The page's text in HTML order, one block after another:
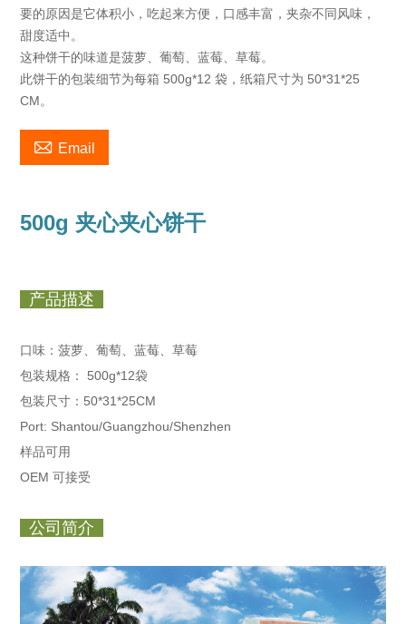
要的原因是它体积小，吃起来方便，口感丰富，夹杂不同风味，
甜度适中。
这种饼干的味道是菠萝、葡萄、蓝莓、草莓。
此饼干的包装细节为每箱 500g*12 袋，纸箱尺寸为 50*31*25
CM。
 Email
500g 夹心夹心饼干
产品描述
口味：菠萝、葡萄、蓝莓、草莓
包装规格： 500g*12袋
包装尺寸：50*31*25CM
Port: Shantou/Guangzhou/Shenzhen
样品可用
OEM 可接受
公司简介